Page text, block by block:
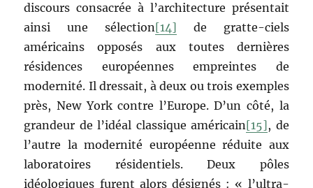
discours consacrée à l’architecture présentait
ainsi une sélection[14] de gratte-ciels
américains opposés aux toutes dernières
résidences européennes empreintes de
modernité. Il dressait, à deux ou trois exemples
près, New York contre l’Europe. D’un côté, la
grandeur de l’idéal classique américain[15], de
l’autre la modernité européenne réduite aux
laboratoires résidentiels. Deux pôles
idéologiques furent alors désignés : « l’ultra-